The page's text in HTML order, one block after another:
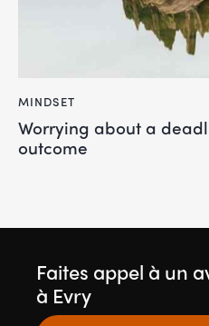
MINDSET
Worrying about a
outcome
Faites appel à un
à Evry